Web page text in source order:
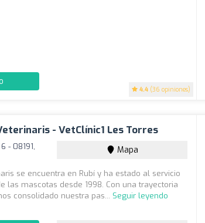
4.4 (36 opiniones)
- VetClínic1 Les Torres
- 08191,
Mapa
se encuentra en Rubí y ha estado al servicio
las mascotas desde 1998. Con una trayectoria
consolidado nuestra pas... Seguir leyendo